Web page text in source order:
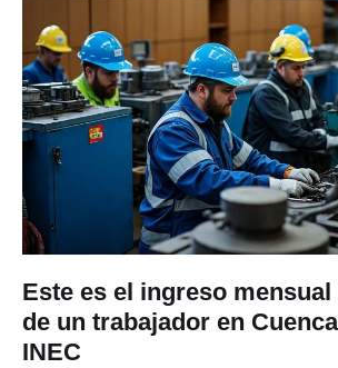
Este es el ingreso
de un trabajador en
INEC